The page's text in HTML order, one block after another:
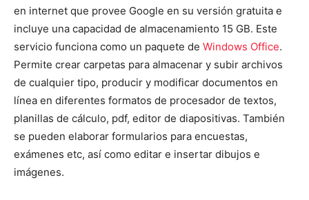
en internet que provee Google en su versión gratuita e
incluye una capacidad de almacenamiento 15 GB. Este
servicio funciona como un paquete de Windows Office.
Permite crear carpetas para almacenar y subir archivos
de cualquier tipo, producir y modificar documentos en
línea en diferentes formatos de procesador de textos,
planillas de cálculo, pdf, editor de diapositivas. También
se pueden elaborar formularios para encuestas,
exámenes etc, así como editar e insertar dibujos e
imágenes.